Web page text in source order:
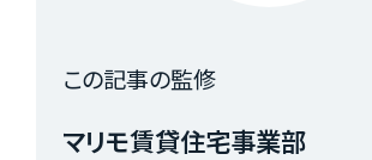
この記事の監修
マリモ賃貸住宅事業部